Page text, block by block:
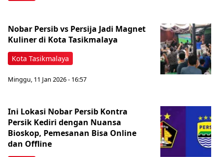
Kota Tasikmalaya
Nobar Persib vs Persija Jadi Magnet
Kuliner di Kota Tasikmalaya
Minggu, 11 Jan 2026 - 16:57
Ini Lokasi Nobar Persib Kontra
Persik Kediri dengan Nuansa
Bioskop, Pemesanan Bisa Online
dan Offline